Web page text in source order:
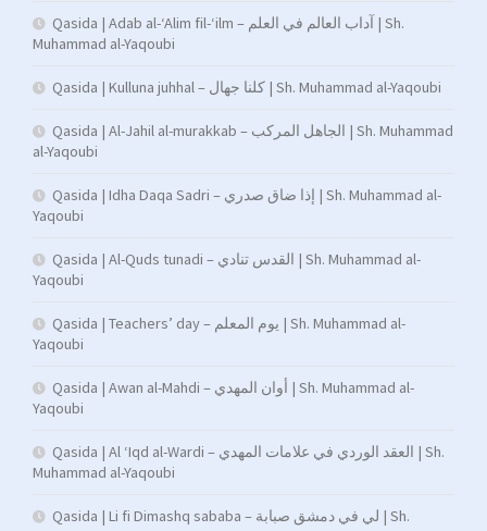
Qasida | Adab al-‘Alim fil-‘ilm – آداب العالم في العلم | Sh.
Muhammad al-Yaqoubi
Qasida | Kulluna juhhal – كلنا جهال | Sh. Muhammad al-Yaqoubi
Qasida | Al-Jahil al-murakkab – الجاهل المركب | Sh. Muhammad
al-Yaqoubi
Qasida | Idha Daqa Sadri – إذا ضاق صدري | Sh. Muhammad al-
Yaqoubi
Qasida | Al-Quds tunadi – القدس تنادي | Sh. Muhammad al-
Yaqoubi
Qasida | Teachers’ day – يوم المعلم | Sh. Muhammad al-
Yaqoubi
Qasida | Awan al-Mahdi – أوان المهدي | Sh. Muhammad al-
Yaqoubi
Qasida | Al ‘Iqd al-Wardi – العقد الوردي في علامات المهدي | Sh.
Muhammad al-Yaqoubi
Qasida | Li fi Dimashq sababa – لي في دمشق صبابة | Sh.